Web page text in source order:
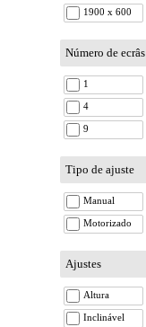
1900 x 600
Número de ecrâs
1
4
9
Tipo de ajuste
Manual
Motorizado
Ajustes
Altura
Inclinável